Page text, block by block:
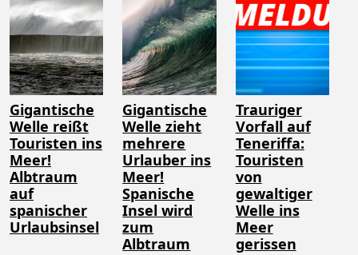
Gigantische
Welle reißt
Touristen ins
Meer!
Albtraum
auf
spanischer
Urlaubsinsel
Gigantische
Welle zieht
mehrere
Urlauber ins
Meer!
Spanische
Insel wird
zum
Albtraum
Trauriger
Vorfall auf
Teneriffa:
Touristen
von
gewaltiger
Welle ins
Meer
gerissen